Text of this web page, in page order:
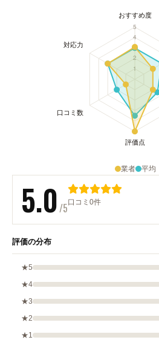
業者 平均
5.0 /5口コミ0件
評価の分布
★5
★4
★3
★2
★1